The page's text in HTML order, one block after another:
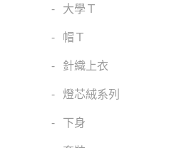
魔法莓莓
角落生物
monchhichi 蒙奇奇
拉拉熊
其它
- 大學Ｔ
- 帽Ｔ
- 針織上衣
- 燈芯絨系列
- 下身